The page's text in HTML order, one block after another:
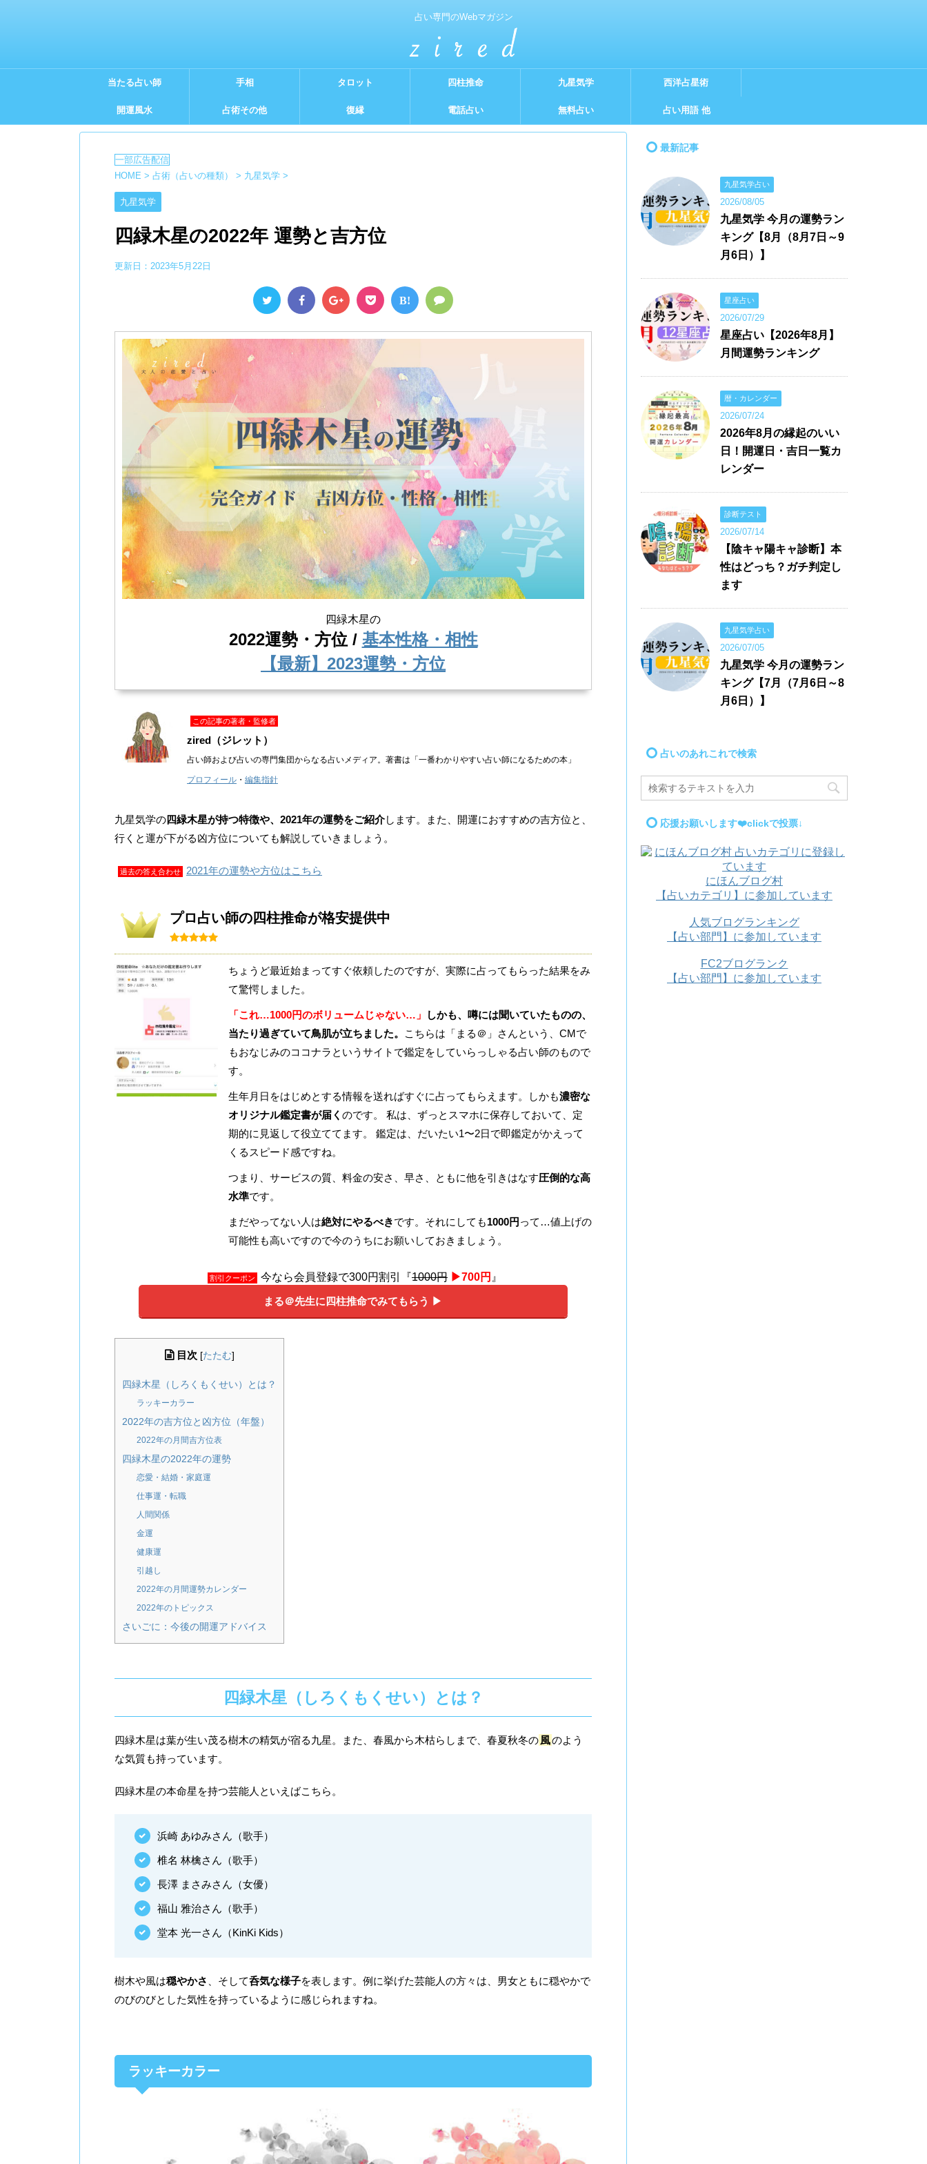
占い専門のWebマガジン
当たる占い師 手相 タロット 四柱推命 九星気学 西洋占星術
開運風水 占術その他 復縁 電話占い 無料占い 占い用語 他
HOME > 占術（占いの種類） > 九星気学 >
九星気学
四緑木星の2022年 運勢と吉方位
更新日： 2023年5月22日
B!
四緑木星の
2022運勢・方位 / 基本性格・相性
【最新】2023運勢・方位
この記事の著者・監修者
zired（ジレット）
占い師および占いの専門集団からなる占いメディア。著書は「一番わかりやすい占い師になるための本」
プロフィール ・ 編集指針
九星気学の四緑木星が持つ特徴や、2021年の運勢をご紹介します。また、開運におすすめの吉方位と、
行くと運が下がる凶方位についても解説していきましょう。
過去の答え合わせ 2021年の運勢や方位はこちら
プロ占い師の四柱推命が格安提供中
ちょうど最近始まってすぐ依頼したのですが、実際に占ってもらった結果をみ
て驚愕しました。
「これ…1000円のボリュームじゃない…」
しかも、噂には聞いていたものの、
当たり過ぎていて鳥肌が立ちました。
こちらは「まる＠」さんという、CMで
もおなじみのココナラというサイトで鑑定をしていらっしゃる占い師のもので
す。
生年月日をはじめとする情報を送ればすぐに占ってもらえます。しかも濃密な
オリジナル鑑定書が届く のです。 私は、ずっとスマホに保存しておいて、定
期的に見返して役立ててます。 鑑定は、だいたい1〜2日で即鑑定がかえって
くるスピード感ですね。
つまり、サービスの質、料金の安さ、早さ、ともに他を引きはなす圧倒的な高
水準です。
まだやってない人は絶対にやるべきです。それにしても1000円 って…値上げの
可能性も高いですので今のうちにお願いしておきましょう。
割引クーポン 今なら会員登録で300円割引『1000円 ▶︎700円 』
まる＠先生に四柱推命でみてもらう ▶︎
目次 [たたむ]
四緑木星（しろくもくせい）とは？
ラッキーカラー
2022年の吉方位と凶方位（年盤）
2022年の月間吉方位表
四緑木星の2022年の運勢
恋愛・結婚・家庭運
仕事運・転職
人間関係
金運
健康運
引越し
2022年の月間運勢カレンダー
2022年のトピックス
さいごに：今後の開運アドバイス
四緑木星（しろくもくせい）とは？
四緑木星は葉が生い茂る樹木の精気が宿る九星。また、春風から木枯らしまで、春夏秋冬の風のよう
な気質も持っています。
四緑木星の本命星を持つ芸能人といえばこちら。
浜崎 あゆみさん（歌手）
椎名 林檎さん（歌手）
長澤 まさみさん（女優）
福山 雅治さん（歌手）
堂本 光一さん（KinKi Kids）
樹木や風は穏やかさ 、そして呑気な様子を表します。例に挙げた芸能人の方々は、男女ともに穏やかで
のびのびとした気性を持っているように感じられますね。
ラッキーカラー
最新記事
九星気学占い
2026/08/05
九星気学 今月の運勢ラン
キング【8月（8月7日～9
月6日）】
星座占い
2026/07/29
星座占い【2026年8月】
月間運勢ランキング
暦・カレンダー
2026/07/24
2026年8月の縁起のいい
日！開運日・吉日一覧カ
レンダー
診断テスト
2026/07/14
【陰キャ陽キャ診断】本
性はどっち？ガチ判定し
ます
九星気学占い
2026/07/05
九星気学 今月の運勢ラン
キング【7月（7月6日～8
月6日）】
占いのあれこれで検索
応援お願いします❤️clickで投票↓
にほんブログ村
【占いカテゴリ】に参加しています
人気ブログランキング
【占い部門】に参加しています
FC2ブログランク
【占い部門】に参加しています